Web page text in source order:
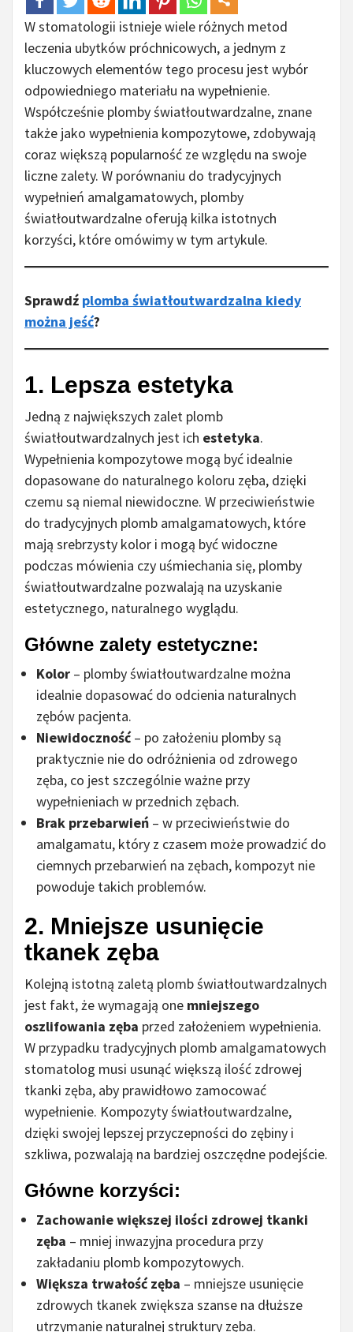
W stomatologii istnieje wiele różnych metod
leczenia ubytków próchnicowych, a jednym z
kluczowych elementów tego procesu jest wybór
odpowiedniego materiału na wypełnienie.
Współcześnie plomby światłoutwardzalne, znane
także jako wypełnienia kompozytowe, zdobywają
coraz większą popularność ze względu na swoje
liczne zalety. W porównaniu do tradycyjnych
wypełnień amalgamatowych, plomby
światłoutwardzalne oferują kilka istotnych
korzyści, które omówimy w tym artykule.
Sprawdź plomba światłoutwardzalna kiedy
można jeść?
1. Lepsza estetyka
Jedną z największych zalet plomb
światłoutwardzalnych jest ich estetyka.
Wypełnienia kompozytowe mogą być idealnie
dopasowane do naturalnego koloru zęba, dzięki
czemu są niemal niewidoczne. W przeciwieństwie
do tradycyjnych plomb amalgamatowych, które
mają srebrzysty kolor i mogą być widoczne
podczas mówienia czy uśmiechania się, plomby
światłoutwardzalne pozwalają na uzyskanie
estetycznego, naturalnego wyglądu.
Główne zalety estetyczne:
Kolor – plomby światłoutwardzalne można
idealnie dopasować do odcienia naturalnych
zębów pacjenta.
Niewidoczność– po założeniu plomby są
praktycznie nie do odróżnienia od zdrowego
zęba, co jest szczególnie ważne przy
wypełnieniach w przednich zębach.
Brak przebarwień – w przeciwieństwie do
amalgamatu, który z czasem może prowadzić do
ciemnych przebarwień na zębach, kompozyt nie
powoduje takich problemów.
2. Mniejsze usunięcie
tkanek zęba
Kolejną istotną zaletą plomb światłoutwardzalnych
jest fakt, że wymagają one mniejszego
oszlifowania zęba przed założeniem wypełnienia.
W przypadku tradycyjnych plomb amalgamatowych
stomatolog musi usunąć większą ilość zdrowej
tkanki zęba, aby prawidłowo zamocować
wypełnienie. Kompozyty światłoutwardzalne,
dzięki swojej lepszej przyczepności do zębiny i
szkliwa, pozwalają na bardziej oszczędne podejście.
Główne korzyści:
Zachowanie większej ilości zdrowej tkanki
zęba – mniej inwazyjna procedura przy
zakładaniu plomb kompozytowych.
Większa trwałość zęba – mniejsze usunięcie
zdrowych tkanek zwiększa szanse na dłuższe
utrzymanie naturalnej struktury zęba.